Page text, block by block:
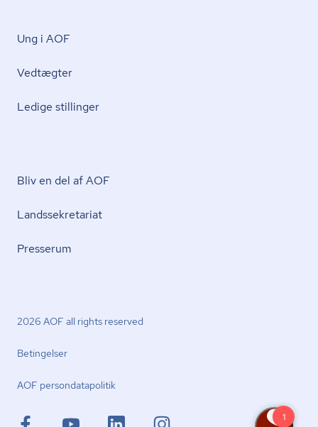
Ung i AOF
Vedtægter
Ledige stillinger
Bliv en del af AOF
Lands­se­kre­ta­ri­at
Presserum
2026 AOF all rights reserved
Betingelser
AOF per­son­da­ta­po­li­tik